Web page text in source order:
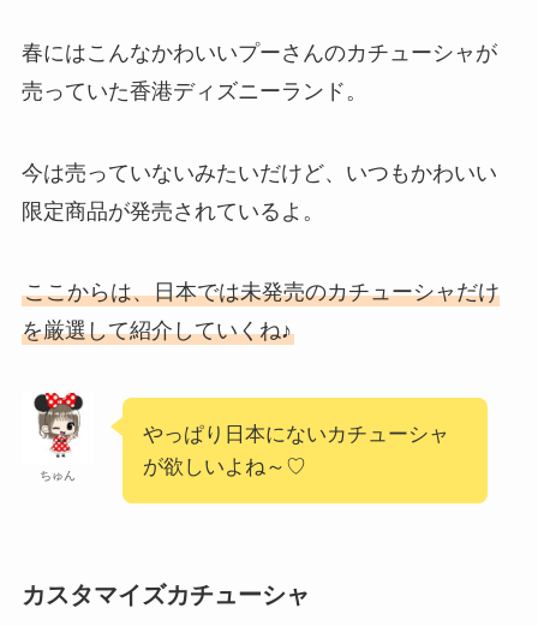
春にはこんなかわいいプーさんのカチューシャが
売っていた香港ディズニーランド。
今は売っていないみたいだけど、いつもかわいい
限定商品が発売されているよ。
ここからは、日本では未発売のカチューシャだけ
を厳選して紹介していくね♪
ちゅん
やっぱり日本にないカチューシャ
が欲しいよね～♡
カスタマイズカチューシャ